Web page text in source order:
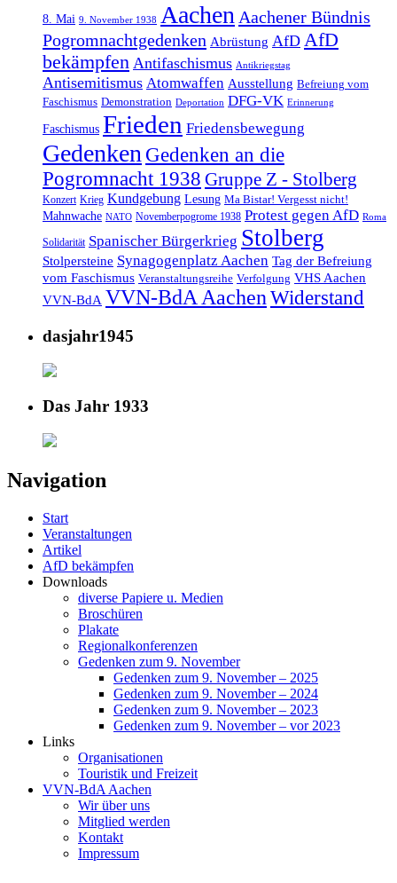
8. Mai 9. November 1938 Aachen Aachener Bündnis
Pogromnachtgedenken Abrüstung AfD AfD
bekämpfen Antifaschismus Antikriegstag
Antisemitismus Atomwaffen Ausstellung Befreiung vom
Faschismus Demonstration Deportation DFG-VK Erinnerung
Faschismus Frieden Friedensbewegung
Gedenken Gedenken an die
Pogromnacht 1938 Gruppe Z - Stolberg
Konzert Krieg Kundgebung Lesung Ma Bistar! Vergesst nicht!
Mahnwache NATO Novemberpogrome 1938 Protest gegen AfD Roma
Solidarität Spanischer Bürgerkrieg Stolberg
Stolpersteine Synagogenplatz Aachen Tag der Befreiung
vom Faschismus Veranstaltungsreihe Verfolgung VHS Aachen
VVN-BdA VVN-BdA AachenWiderstand
dasjahr1945
Das Jahr 1933
Navigation
Start
Veranstaltungen
Artikel
AfD bekämpfen
Downloads
diverse Papiere u. Medien
Broschüren
Plakate
Regionalkonferenzen
Gedenken zum 9. November
Gedenken zum 9. November – 2025
Gedenken zum 9. November – 2024
Gedenken zum 9. November – 2023
Gedenken zum 9. November – vor 2023
Links
Organisationen
Touristik und Freizeit
VVN-BdA Aachen
Wir über uns
Mitglied werden
Kontakt
Impressum